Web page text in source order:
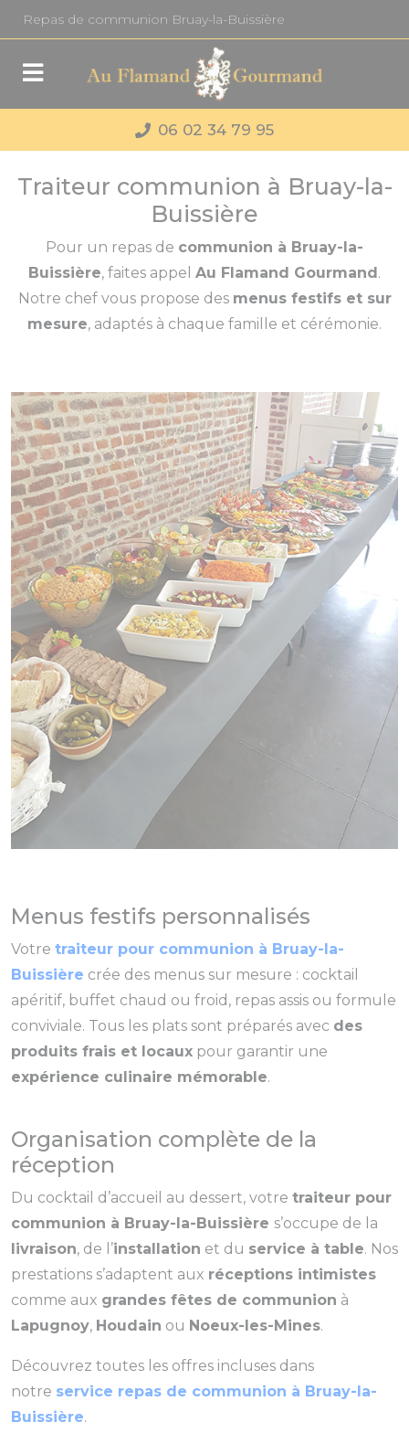
Repas de communion Bruay-la-Buissière
06 02 34 79 95
Traiteur communion à Bruay-la-
Buissière
Pour un repas de communion à Bruay-la-
Buissière, faites appel Au Flamand Gourmand.
Notre chef vous propose des menus festifs et sur
mesure, adaptés à chaque famille et cérémonie.
Menus festifs personnalisés
Votre traiteur pour communion à Bruay-la-
Buissière crée des menus sur mesure : cocktail
apéritif, buffet chaud ou froid, repas assis ou formule
conviviale. Tous les plats sont préparés avec des
produits frais et locaux pour garantir une
expérience culinaire mémorable.
Organisation complète de la
réception
Du cocktail d’accueil au dessert, votre traiteur pour
communion à Bruay-la-Buissière s’occupe de la
livraison, de l’installation et du service à table. Nos
prestations s’adaptent aux réceptions intimistes
comme aux grandes fêtes de communion à
Lapugnoy, Houdain ou Noeux-les-Mines.
Découvrez toutes les offres incluses dans
notre service repas de communion à Bruay-la-
Buissière.
Panneau de gestion des cookies